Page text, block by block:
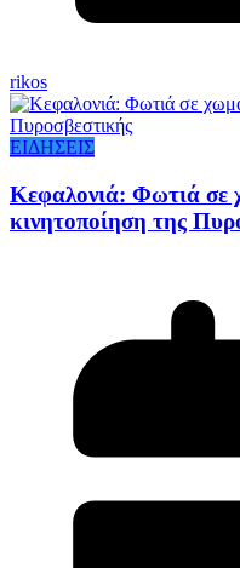
rikos
ΕΙΔΗΣΕΙΣ
Κεφαλονιά: Φωτιά σε
κινητοποίηση της